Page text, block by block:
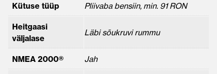
Kütuse tüüp Pliivaba bensiin, min. 91 RON
Heitgaasi
väljalase
Läbi sõukruvi rummu
NMEA 2000® Jah